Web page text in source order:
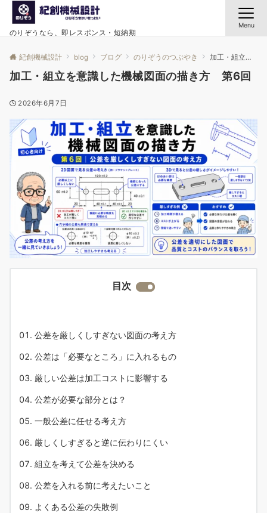
のりぞうなら、即レスポンス・短納期
Menu
紀創機械設計 blog ブログ のりぞうのつぶやき 加工・組立を意識した機械図面の描き方 第6回
加工・組立を意識した機械図面の描き方 第6回
2026年6月7日
目次
公差を厳しくしすぎない図面の考え方
公差は「必要なところ」に入れるもの
厳しい公差は加工コストに影響する
公差が必要な部分とは？
一般公差に任せる考え方
厳しくしすぎると逆に伝わりにくい
組立を考えて公差を決める
公差を入れる前に考えたいこと
よくある公差の失敗例